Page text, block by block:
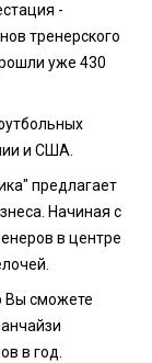
-
тренерского
уже 430
и США.
предлагает
Начиная с
в центре
Вы сможете
в год.